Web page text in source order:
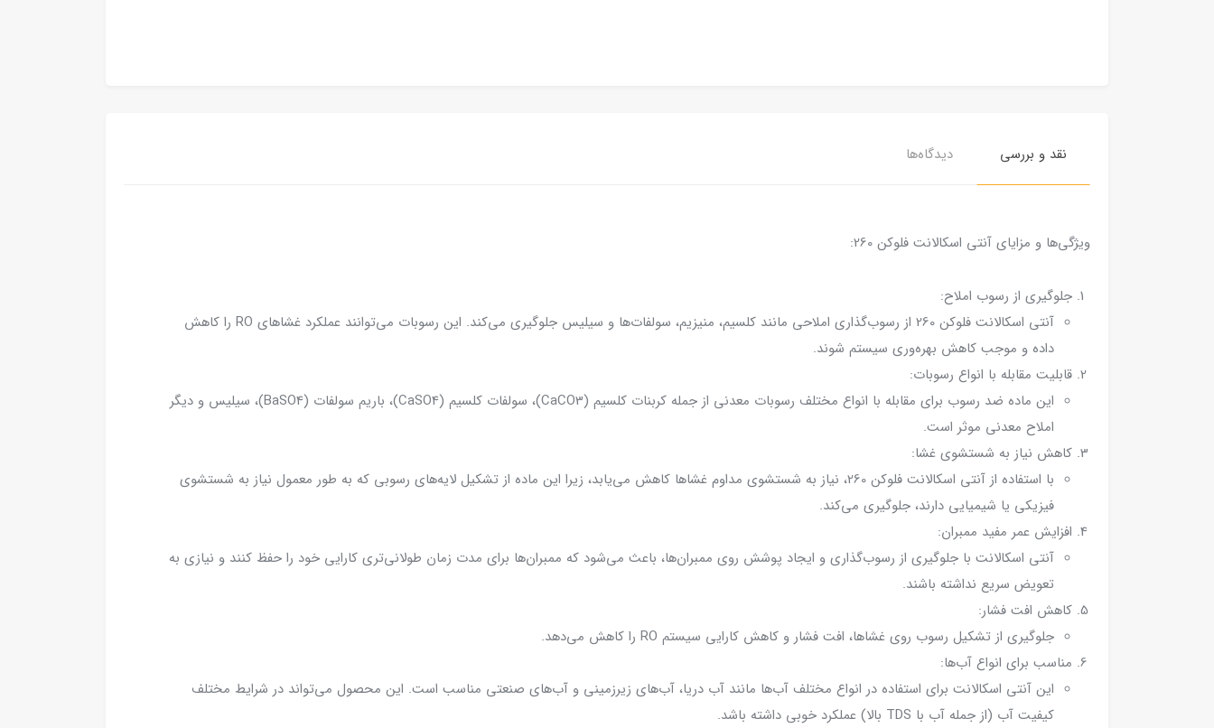
نقد و بررسی دیدگاه‌ها
ویژگی‌ها و مزایای آنتی اسکالانت فلوکن 260:
جلوگیری از رسوب املاح:
آنتی اسکالانت فلوکن 260 از رسوب‌گذاری املاحی مانند کلسیم، منیزیم، سولفات‌ها و سیلیس جلوگیری می‌کند. این رسوبات می‌توانند عملکرد غشاهای RO را کاهش
داده و موجب کاهش بهره‌وری سیستم شوند.
قابلیت مقابله با انواع رسوبات:
این ماده ضد رسوب برای مقابله با انواع مختلف رسوبات معدنی از جمله کربنات کلسیم (CaCO3)، سولفات کلسیم (CaSO4)، باریم سولفات (BaSO4)، سیلیس و دیگر
املاح معدنی موثر است.
کاهش نیاز به شستشوی غشا:
با استفاده از آنتی اسکالانت فلوکن 260، نیاز به شستشوی مداوم غشاها کاهش می‌یابد، زیرا این ماده از تشکیل لایه‌های رسوبی که به طور معمول نیاز به شستشوی
فیزیکی یا شیمیایی دارند، جلوگیری می‌کند.
افزایش عمر مفید ممبران:
آنتی اسکالانت با جلوگیری از رسوب‌گذاری و ایجاد پوشش روی ممبران‌ها، باعث می‌شود که ممبران‌ها برای مدت زمان طولانی‌تری کارایی خود را حفظ کنند و نیازی به
تعویض سریع نداشته باشند.
کاهش افت فشار:
جلوگیری از تشکیل رسوب روی غشاها، افت فشار و کاهش کارایی سیستم RO را کاهش می‌دهد.
مناسب برای انواع آب‌ها:
این آنتی اسکالانت برای استفاده در انواع مختلف آب‌ها مانند آب دریا، آب‌های زیرزمینی و آب‌های صنعتی مناسب است. این محصول می‌تواند در شرایط مختلف
کیفیت آب (از جمله آب با TDS بالا) عملکرد خوبی داشته باشد.